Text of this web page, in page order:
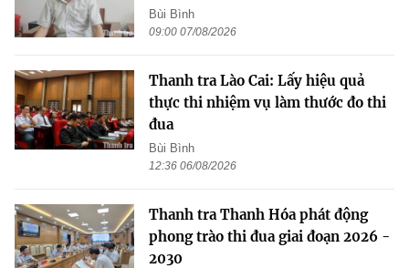
Bùi Bình
09:00 07/08/2026
Thanh tra Lào Cai: Lấy hiệu quả
thực thi nhiệm vụ làm thước đo thi
đua
Bùi Bình
12:36 06/08/2026
Thanh tra Thanh Hóa phát động
phong trào thi đua giai đoạn 2026 -
2030